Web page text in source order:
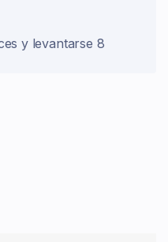
y levantarse 8